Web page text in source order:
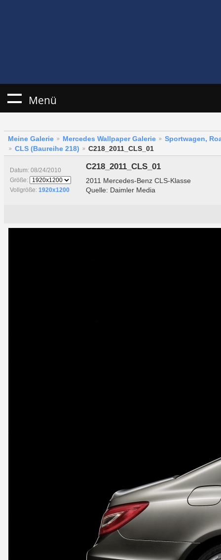
Menü
Meine Galerie Mercedes Wallpaper Galerie
Sportwagen,
CLS (Baureihe 218)
C218_2011_CLS_01
Datum: 08/24/2010
Größe:
Vollgröße: 1920x1200
C218_2011_CLS_01
2011 Mercedes-Benz CLS-Klasse
Quelle: Daimler Media